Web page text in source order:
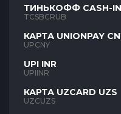
ТИНЬКОФФ CASH-IN
RUB
TCSBCRUB
КАРТА UNIONPAY
UPCNY
UPI INR
UPIINR
КАРТА UZCARD UZS
UZCUZS